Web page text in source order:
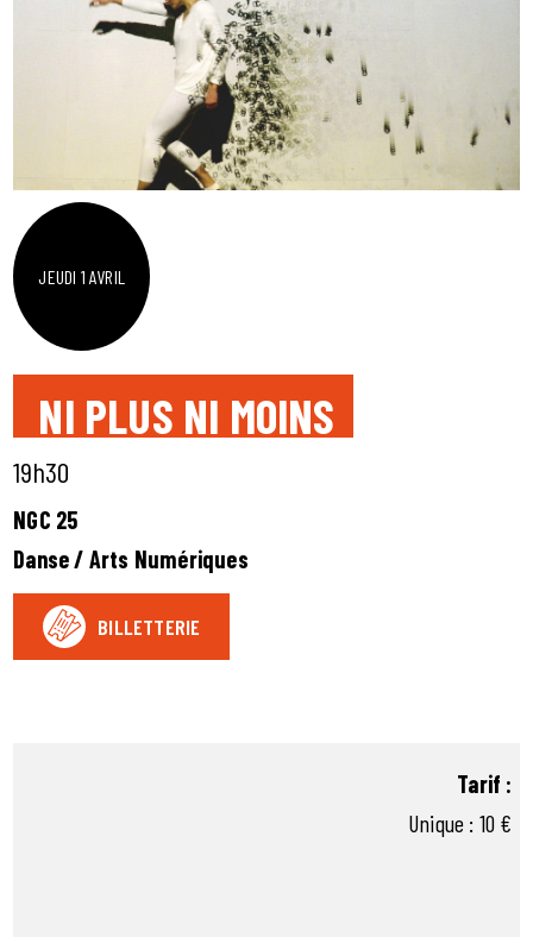
JEUDI 1 AVRIL
NI PLUS NI MOINS
19h30
NGC 25
Danse / Arts Numériques
BILLETTERIE
Tarif :
Unique : 10 €